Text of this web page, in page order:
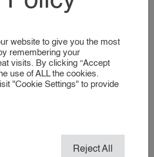
KIJKJE IN ONZE WERELD
DIENSTEN
EVENEMENT NANNY
HOTEL NANNY
NANNY IN HET BUITENLAND
NANNY / OPPAS AAN HUIS
nieuwtjes
website to give you the most
remembering your
visits. By clicking “Accept
use of ALL the cookies.
"Cookie Settings" to provide
Reject All